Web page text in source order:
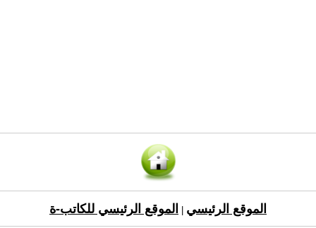
الموقع الرئيسي الموقع الرئيسي للكاتب-ة